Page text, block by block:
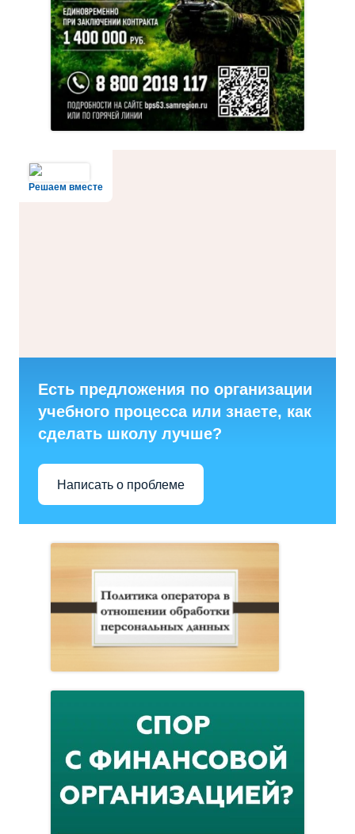
Решаем вместе
Есть предложения по организации
учебного процесса или знаете, как
сделать школу лучше?
Написать о проблеме